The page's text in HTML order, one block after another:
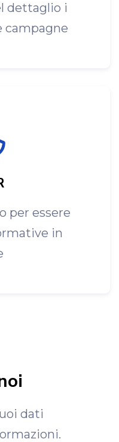
dettaglio i
campagne
per essere
in
dati